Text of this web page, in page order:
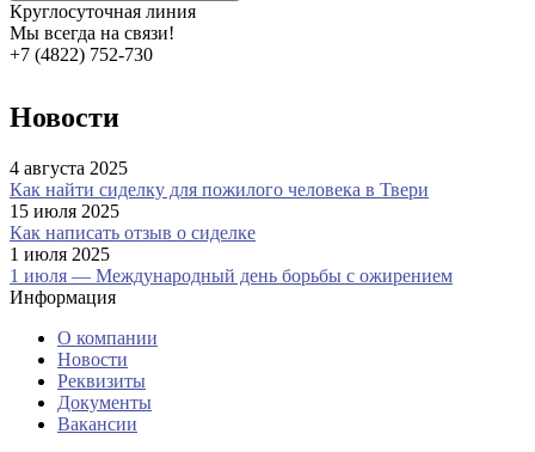
Круглосуточная линия
Мы всегда на связи!
+7 (4822) 752-730
Новости
4 августа 2025
Как найти сиделку для пожилого человека в Твери
15 июля 2025
Как написать отзыв о сиделке
1 июля 2025
1 июля — Международный день борьбы с ожирением
Информация
О компании
Новости
Реквизиты
Документы
Вакансии